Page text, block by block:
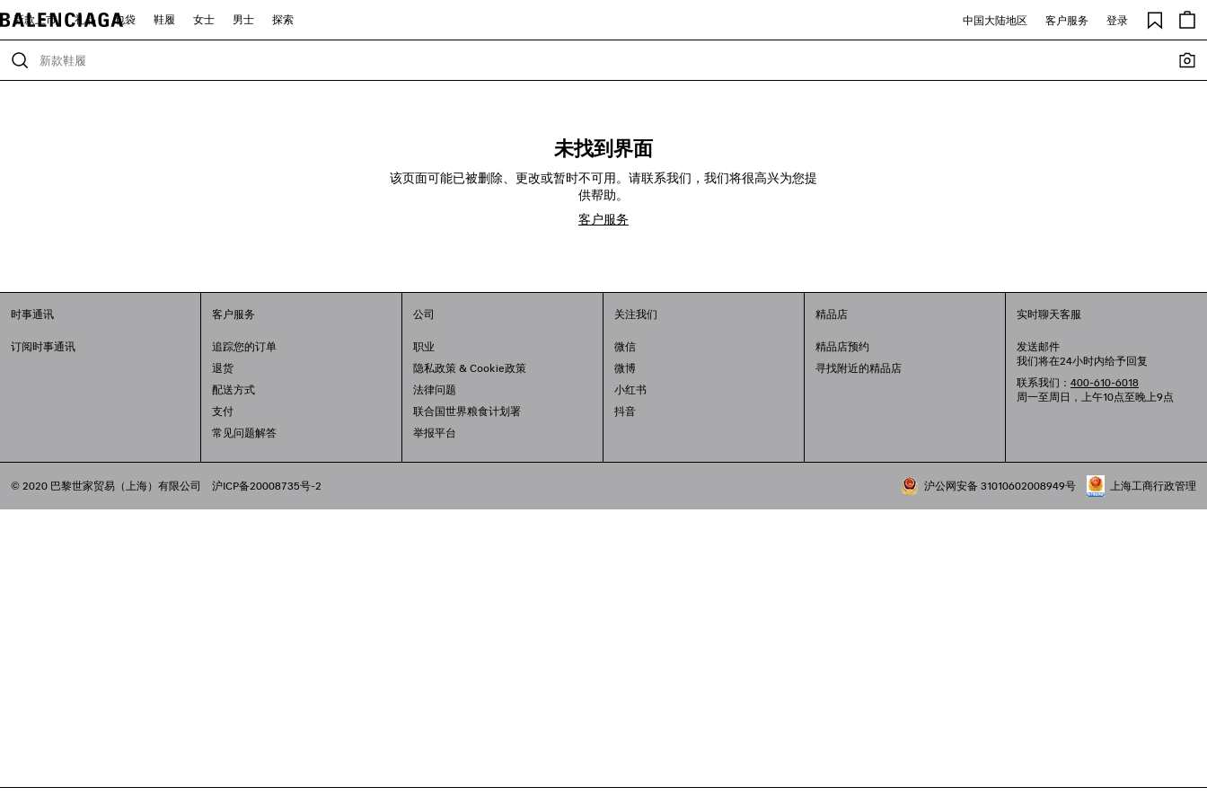
新款上市 礼品 包袋 鞋履 女士 男士 探索 中国大陆地区 客户服务 登录
未找到界面
该页面可能已被删除、更改或暂时不可用。请联系我们，我们将很高兴为您提
供帮助。
客户服务
时事通讯
订阅时事通讯
客户服务
追踪您的订单
退货
配送方式
支付
常见问题解答
公司
职业
隐私政策 & Cookie政策
法律问题
联合国世界粮食计划署
举报平台
关注我们
微信
微博
小红书
抖音
精品店
精品店预约
寻找附近的精品店
实时聊天客服
发送邮件
我们将在24小时内给予回复
联系我们： 400-610-6018
周一至周日，上午10点至晚上9点
© 2020 巴黎世家贸易（上海）有限公司 沪ICP备20008735号-2 沪公网安备 31010602008949号 上海工商行政管理